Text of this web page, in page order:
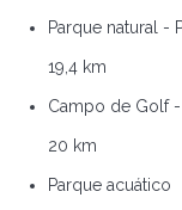
Parque natural -
19,4 km
Campo de Golf
20 km
Parque acuático